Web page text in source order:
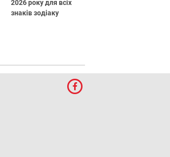
2026 року для всіх
знаків зодіаку